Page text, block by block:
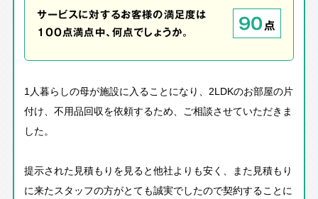
サービスに対するお客様の満足度は
100点満点中、何点でしょうか。
90点
1人暮らしの母が施設に入ることになり、2LDKのお部屋の片
付け、不用品回収を依頼するため、ご相談させていただきま
した。
提示された見積もりを見ると他社よりも安く、また見積もり
に来たスタッフの方がとても誠実でしたので契約することに